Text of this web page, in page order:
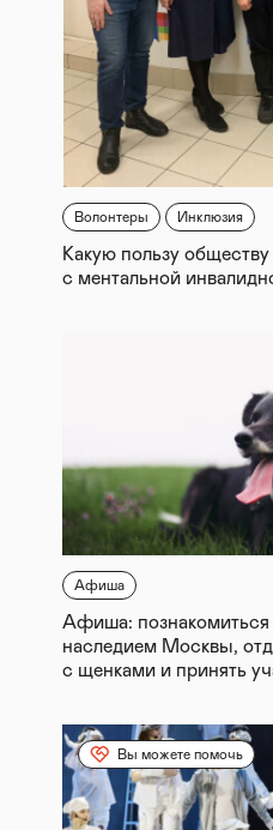
Волонтеры Инклюзия
Какую пользу
с ментальной
Афиша
Афиша: познакомиться
наследием Москвы,
с щенками и принять
Вы можете помочь